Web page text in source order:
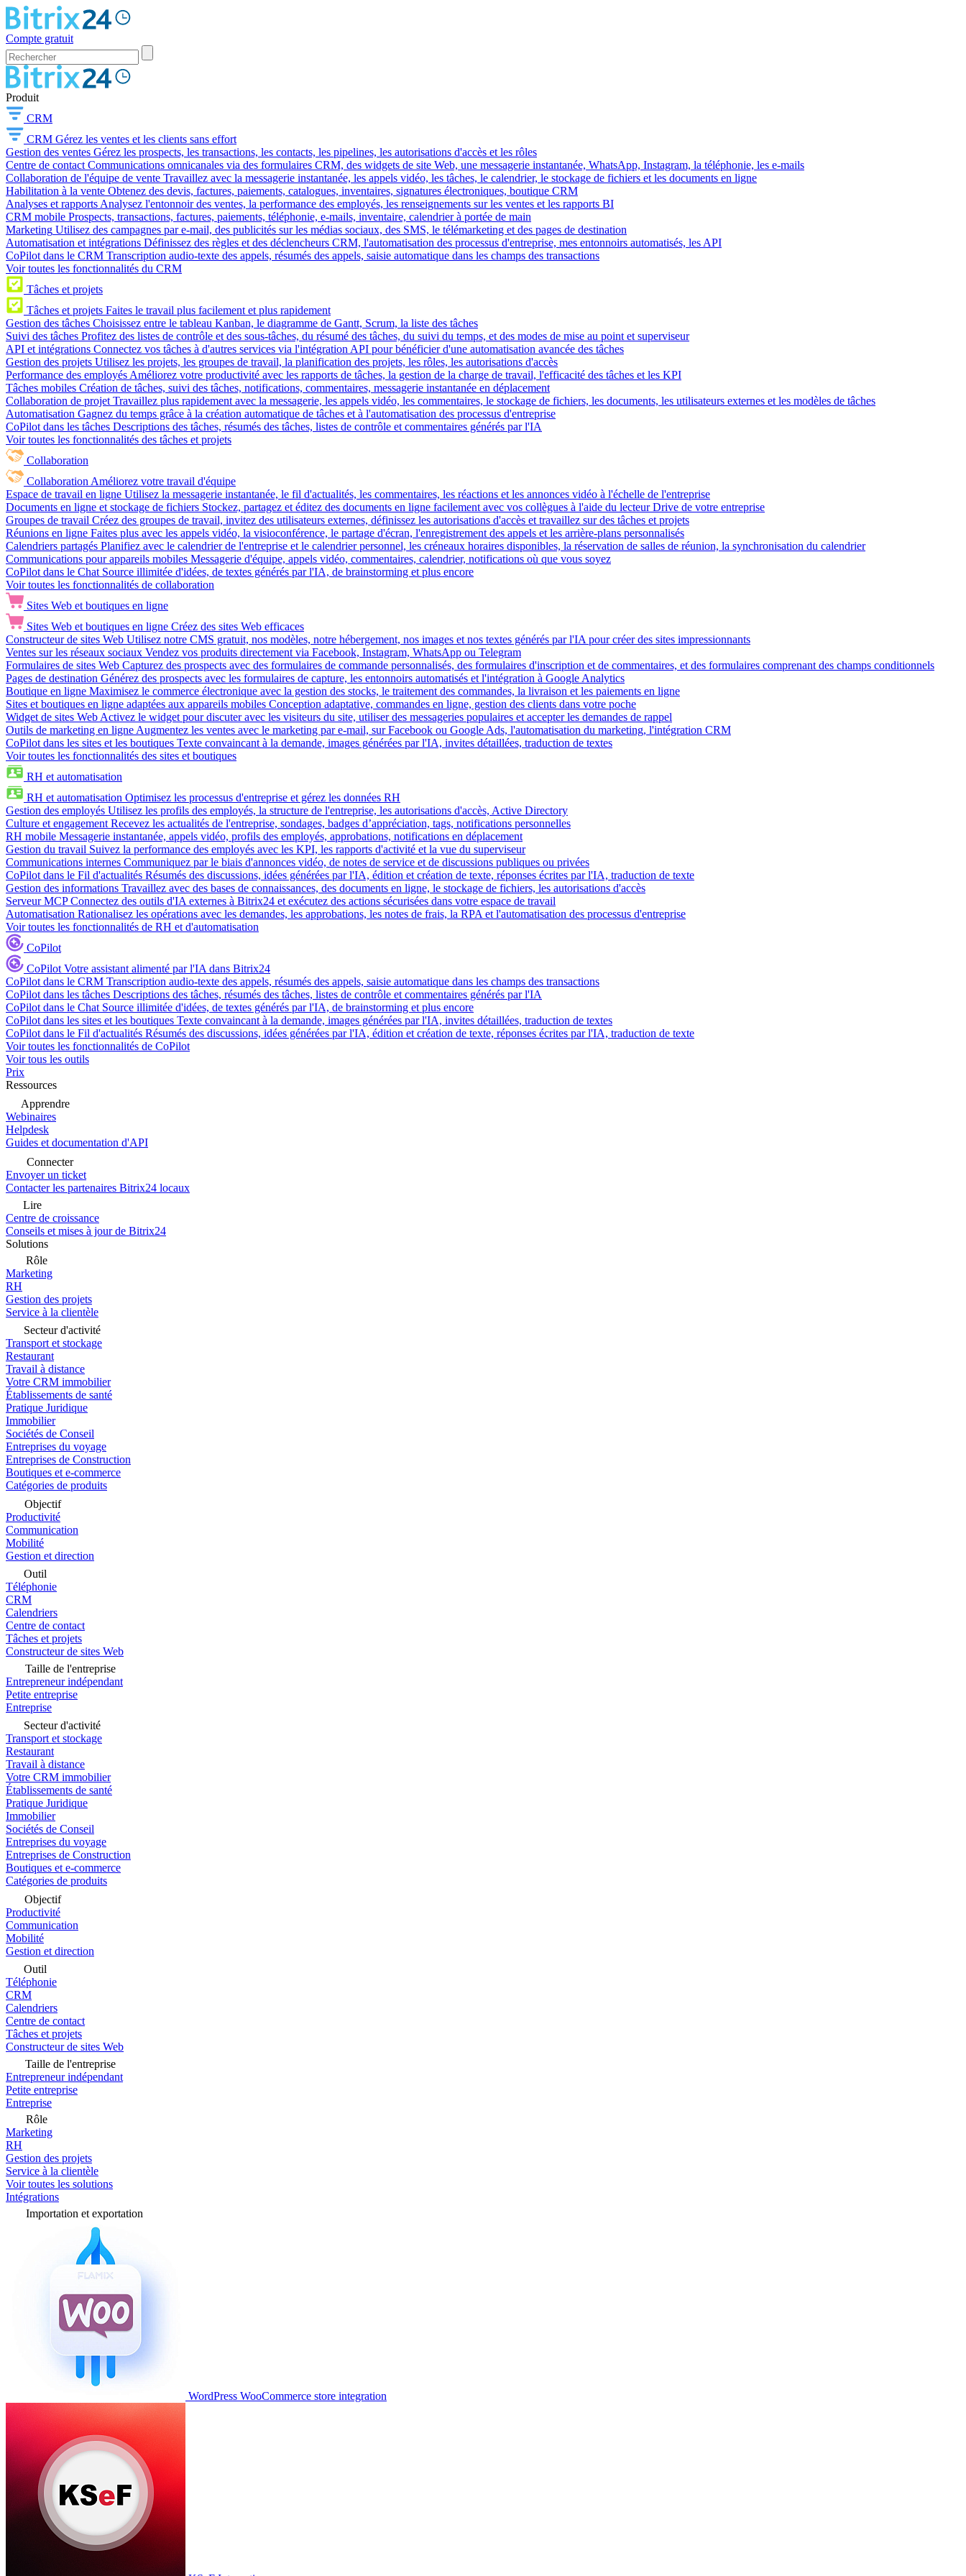
Compte gratuit
Produit
CRM
CRM Gérez les ventes et les clients sans effort
Gestion des ventes Gérez les prospects, les transactions, les contacts, les pipelines, les autorisations d'accès et les rôles
Centre de contact Communications omnicanales via des formulaires CRM, des widgets de site Web, une messagerie instantanée, WhatsApp, Instagram, la téléphonie, les e-mails
Collaboration de l'équipe de vente Travaillez avec la messagerie instantanée, les appels vidéo, les tâches, le calendrier, le stockage de fichiers et les documents en ligne
Habilitation à la vente Obtenez des devis, factures, paiements, catalogues, inventaires, signatures électroniques, boutique CRM
Analyses et rapports Analysez l'entonnoir des ventes, la performance des employés, les renseignements sur les ventes et les rapports BI
CRM mobile Prospects, transactions, factures, paiements, téléphonie, e-mails, inventaire, calendrier à portée de main
Marketing Utilisez des campagnes par e-mail, des publicités sur les médias sociaux, des SMS, le télémarketing et des pages de destination
Automatisation et intégrations Définissez des règles et des déclencheurs CRM, l'automatisation des processus d'entreprise, mes entonnoirs automatisés, les API
CoPilot dans le CRM Transcription audio-texte des appels, résumés des appels, saisie automatique dans les champs des transactions
Voir toutes les fonctionnalités du CRM
Tâches et projets
Tâches et projets Faites le travail plus facilement et plus rapidement
Gestion des tâches Choisissez entre le tableau Kanban, le diagramme de Gantt, Scrum, la liste des tâches
Suivi des tâches Profitez des listes de contrôle et des sous-tâches, du résumé des tâches, du suivi du temps, et des modes de mise au point et superviseur
API et intégrations Connectez vos tâches à d'autres services via l'intégration API pour bénéficier d'une automatisation avancée des tâches
Gestion des projets Utilisez les projets, les groupes de travail, la planification des projets, les rôles, les autorisations d'accès
Performance des employés Améliorez votre productivité avec les rapports de tâches, la gestion de la charge de travail, l'efficacité des tâches et les KPI
Tâches mobiles Création de tâches, suivi des tâches, notifications, commentaires, messagerie instantanée en déplacement
Collaboration de projet Travaillez plus rapidement avec la messagerie, les appels vidéo, les commentaires, le stockage de fichiers, les documents, les utilisateurs externes et les modèles de tâches
Automatisation Gagnez du temps grâce à la création automatique de tâches et à l'automatisation des processus d'entreprise
CoPilot dans les tâches Descriptions des tâches, résumés des tâches, listes de contrôle et commentaires générés par l'IA
Voir toutes les fonctionnalités des tâches et projets
Collaboration
Collaboration Améliorez votre travail d'équipe
Espace de travail en ligne Utilisez la messagerie instantanée, le fil d'actualités, les commentaires, les réactions et les annonces vidéo à l'échelle de l'entreprise
Documents en ligne et stockage de fichiers Stockez, partagez et éditez des documents en ligne facilement avec vos collègues à l'aide du lecteur Drive de votre entreprise
Groupes de travail Créez des groupes de travail, invitez des utilisateurs externes, définissez les autorisations d'accès et travaillez sur des tâches et projets
Réunions en ligne Faites plus avec les appels vidéo, la visioconférence, le partage d'écran, l'enregistrement des appels et les arrière-plans personnalisés
Calendriers partagés Planifiez avec le calendrier de l'entreprise et le calendrier personnel, les créneaux horaires disponibles, la réservation de salles de réunion, la synchronisation du calendrier
Communications pour appareils mobiles Messagerie d'équipe, appels vidéo, commentaires, calendrier, notifications où que vous soyez
CoPilot dans le Chat Source illimitée d'idées, de textes générés par l'IA, de brainstorming et plus encore
Voir toutes les fonctionnalités de collaboration
Sites Web et boutiques en ligne
Sites Web et boutiques en ligne Créez des sites Web efficaces
Constructeur de sites Web Utilisez notre CMS gratuit, nos modèles, notre hébergement, nos images et nos textes générés par l'IA pour créer des sites impressionnants
Ventes sur les réseaux sociaux Vendez vos produits directement via Facebook, Instagram, WhatsApp ou Telegram
Formulaires de sites Web Capturez des prospects avec des formulaires de commande personnalisés, des formulaires d'inscription et de commentaires, et des formulaires comprenant des champs conditionnels
Pages de destination Générez des prospects avec les formulaires de capture, les entonnoirs automatisés et l'intégration à Google Analytics
Boutique en ligne Maximisez le commerce électronique avec la gestion des stocks, le traitement des commandes, la livraison et les paiements en ligne
Sites et boutiques en ligne adaptées aux appareils mobiles Conception adaptative, commandes en ligne, gestion des clients dans votre poche
Widget de sites Web Activez le widget pour discuter avec les visiteurs du site, utiliser des messageries populaires et accepter les demandes de rappel
Outils de marketing en ligne Augmentez les ventes avec le marketing par e-mail, sur Facebook ou Google Ads, l'automatisation du marketing, l'intégration CRM
CoPilot dans les sites et les boutiques Texte convaincant à la demande, images générées par l'IA, invites détaillées, traduction de textes
Voir toutes les fonctionnalités des sites et boutiques
RH et automatisation
RH et automatisation Optimisez les processus d'entreprise et gérez les données RH
Gestion des employés Utilisez les profils des employés, la structure de l'entreprise, les autorisations d'accès, Active Directory
Culture et engagement Recevez les actualités de l'entreprise, sondages, badges d’appréciation, tags, notifications personnelles
RH mobile Messagerie instantanée, appels vidéo, profils des employés, approbations, notifications en déplacement
Gestion du travail Suivez la performance des employés avec les KPI, les rapports d'activité et la vue du superviseur
Communications internes Communiquez par le biais d'annonces vidéo, de notes de service et de discussions publiques ou privées
CoPilot dans le Fil d'actualités Résumés des discussions, idées générées par l'IA, édition et création de texte, réponses écrites par l'IA, traduction de texte
Gestion des informations Travaillez avec des bases de connaissances, des documents en ligne, le stockage de fichiers, les autorisations d'accès
Serveur MCP Connectez des outils d'IA externes à Bitrix24 et exécutez des actions sécurisées dans votre espace de travail
Automatisation Rationalisez les opérations avec les demandes, les approbations, les notes de frais, la RPA et l'automatisation des processus d'entreprise
Voir toutes les fonctionnalités de RH et d'automatisation
CoPilot
CoPilot Votre assistant alimenté par l'IA dans Bitrix24
CoPilot dans le CRM Transcription audio-texte des appels, résumés des appels, saisie automatique dans les champs des transactions
CoPilot dans les tâches Descriptions des tâches, résumés des tâches, listes de contrôle et commentaires générés par l'IA
CoPilot dans le Chat Source illimitée d'idées, de textes générés par l'IA, de brainstorming et plus encore
CoPilot dans les sites et les boutiques Texte convaincant à la demande, images générées par l'IA, invites détaillées, traduction de textes
CoPilot dans le Fil d'actualités Résumés des discussions, idées générées par l'IA, édition et création de texte, réponses écrites par l'IA, traduction de texte
Voir toutes les fonctionnalités de CoPilot
Voir tous les outils
Prix
Ressources
Apprendre
Webinaires
Helpdesk
Guides et documentation d'API
Connecter
Envoyer un ticket
Contacter les partenaires Bitrix24 locaux
Lire
Centre de croissance
Conseils et mises à jour de Bitrix24
Solutions
Rôle
Marketing
RH
Gestion des projets
Service à la clientèle
Secteur d'activité
Transport et stockage
Restaurant
Travail à distance
Votre CRM immobilier
Établissements de santé
Pratique Juridique
Immobilier
Sociétés de Conseil
Entreprises du voyage
Entreprises de Construction
Boutiques et e-commerce
Catégories de produits
Objectif
Productivité
Communication
Mobilité
Gestion et direction
Outil
Téléphonie
CRM
Calendriers
Centre de contact
Tâches et projets
Constructeur de sites Web
Taille de l'entreprise
Entrepreneur indépendant
Petite entreprise
Entreprise
Secteur d'activité
Transport et stockage
Restaurant
Travail à distance
Votre CRM immobilier
Établissements de santé
Pratique Juridique
Immobilier
Sociétés de Conseil
Entreprises du voyage
Entreprises de Construction
Boutiques et e-commerce
Catégories de produits
Objectif
Productivité
Communication
Mobilité
Gestion et direction
Outil
Téléphonie
CRM
Calendriers
Centre de contact
Tâches et projets
Constructeur de sites Web
Taille de l'entreprise
Entrepreneur indépendant
Petite entreprise
Entreprise
Rôle
Marketing
RH
Gestion des projets
Service à la clientèle
Voir toutes les solutions
Intégrations
Importation et exportation
WordPress WooCommerce store integration